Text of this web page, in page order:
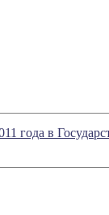
года в